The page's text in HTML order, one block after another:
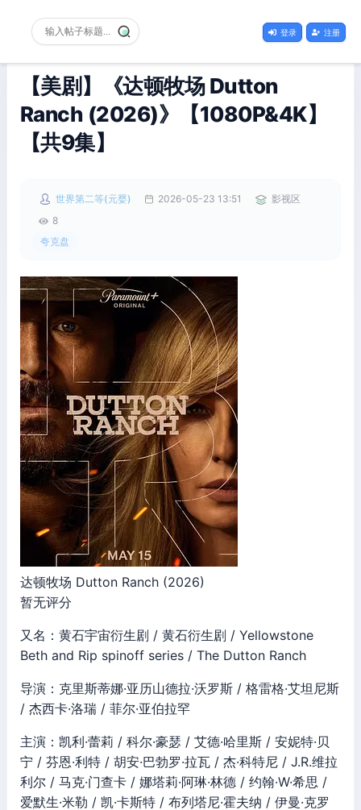
登录 注册
【美剧】《达顿牧场 Dutton
Ranch (2026)》【1080P&4K】
【共9集】
世界第二等(元婴) 2026-05-23 13:51
影视区
8
夸克盘
达顿牧场 Dutton Ranch (2026)
暂无评分
又名：黄石宇宙衍生剧 / 黄石衍生剧 / Yellowstone
Beth and Rip spinoff series / The Dutton Ranch
导演：克里斯蒂娜·亚历山德拉·沃罗斯 / 格雷格·艾坦尼斯
/ 杰西卡·洛瑞 / 菲尔·亚伯拉罕
主演：凯利·蕾莉 / 科尔·豪瑟 / 艾德·哈里斯 / 安妮特·贝
宁 / 芬恩·利特 / 胡安·巴勃罗·拉瓦 / 杰·科特尼 / J.R.维拉
利尔 / 马克·门查卡 / 娜塔莉·阿琳·林德 / 约翰·W·希思 /
爱默生·米勒 / 凯·卡斯特 / 布列塔尼·霍夫纳 / 伊曼·克罗